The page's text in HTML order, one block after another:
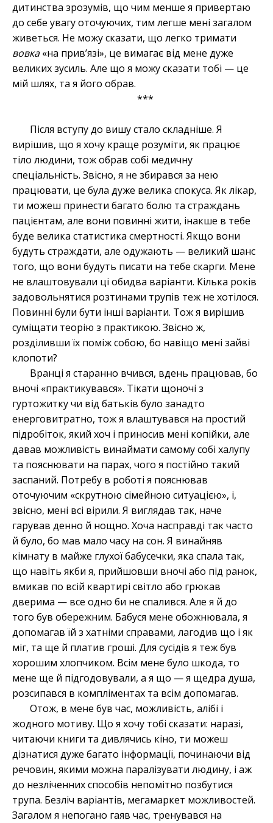
дитинства зрозумів, що чим менше я привертаю
до себе увагу оточуючих, тим легше мені загалом
живеться. Не можу сказати, що легко тримати
вовка«на прив’язі», це вимагає від мене дуже
великих зусиль. Але що я можу сказати тобі — це
мій шлях, та я його обрав.
***
Після вступу до вишу стало складніше. Я
вирішив, що я хочу краще розуміти, як працює
тіло людини, тож обрав собі медичну
спеціальність. Звісно, я не збирався за нею
працювати, це була дуже велика спокуса. Як лікар,
ти можеш принести багато болю та страждань
пацієнтам, але вони повинні жити, інакше в тебе
буде велика статистика смертності. Якщо вони
будуть страждати, але одужають — великий шанс
того, що вони будуть писати на тебе скарги. Мене
не влаштовували ці обидва варіанти. Кілька років
задовольнятися розтинами трупів теж не хотілося.
Повинні були бути інші варіанти. Тож я вирішив
суміщати теорію з практикою. Звісно ж,
розділивши їх поміж собою, бо навіщо мені зайві
клопоти?
Вранці я старанно вчився, вдень працював, бо
вночі «практикувався». Тікати щоночі з
гуртожитку чи від батьків було занадто
енерговитратно, тож я влаштувався на простий
підробіток, який хоч і приносив мені копійки, але
давав можливість винаймати самому собі халупу
та пояснювати на парах, чого я постійно такий
заспаний. Потребу в роботі я пояснював
оточуючим «скрутною сімейною ситуацією», і,
звісно, мені всі вірили. Я виглядав так, наче
гарував денно й нощно. Хоча насправді так часто
й було, бо мав мало часу на сон. Я винайняв
кімнату в майже глухої бабусечки, яка спала так,
що навіть якби я, прийшовши вночі або під ранок,
вмикав по всій квартирі світло або грюкав
дверима — все одно би не спалився. Але я й до
того був обережним. Бабуся мене обожнювала, я
допомагав їй з хатніми справами, лагодив що і як
міг, та ще й платив гроші. Для сусідів я теж був
хорошим хлопчиком. Всім мене було шкода, то
мене ще й підгодовували, а я що — я щедра душа,
розсипався в компліментах та всім допомагав.
Отож, в мене був час, можливість, алібі і
жодного мотиву. Що я хочу тобі сказати: наразі,
читаючи книги та дивлячись кіно, ти можеш
дізнатися дуже багато інформації, починаючи від
речовин, якими можна паралізувати людину, і аж
до незліченних способів непомітно позбутися
трупа. Безліч варіантів, мегамаркет можливостей.
Загалом я непогано гаяв час, тренувався на